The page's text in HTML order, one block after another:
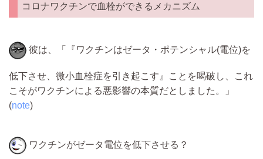
コロナワクチンで血栓ができるメカニズム
彼は、「『ワクチンはゼータ・ポテンシャル(電位)を
低下させ、微小血栓症を引き起こす』ことを喝破し、これ
こそがワクチンによる悪影響の本質だとしました。」
(note)
ワクチンがゼータ電位を低下させる？